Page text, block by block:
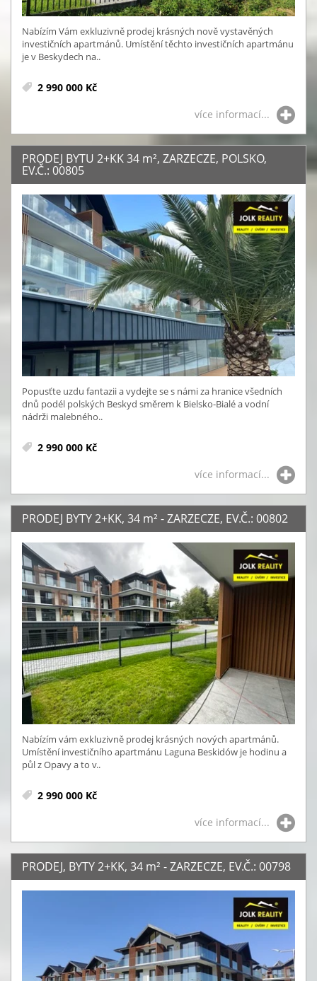
Nabízím Vám exkluzivně prodej krásných nově vystavěných
investičních apartmánů. Umístění těchto investičních apartmánu
je v Beskydech na..
2 990 000 Kč
více informací...
PRODEJ BYTU 2+KK 34 m², ZARZECZE, POLSKO,
EV.Č.: 00805
Popusťte uzdu fantazii a vydejte se s námi za hranice všedních
dnů podél polských Beskyd směrem k Bielsko-Bialé a vodní
nádrži malebného..
2 990 000 Kč
více informací...
PRODEJ BYTY 2+KK, 34 m² - ZARZECZE, EV.Č.: 00802
Nabízím vám exkluzivně prodej krásných nových apartmánů.
Umístění investičního apartmánu Laguna Beskidów je hodinu a
půl z Opavy a to v..
2 990 000 Kč
více informací...
PRODEJ, BYTY 2+KK, 34 m² - ZARZECZE, EV.Č.: 00798